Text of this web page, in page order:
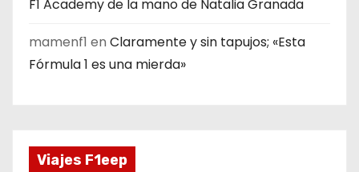
F1 Academy de la mano de Natalia Granada
mamenf1 en Claramente y sin tapujos; «Esta
Fórmula 1 es una mierda»
Viajes F1eep